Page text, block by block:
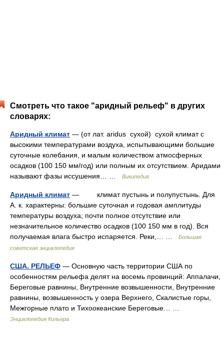
Смотреть что такое "аридный рельеф" в других
словарях:
Аридный климат — (от лат. aridus сухой) сухой климат с
высокими температурами воздуха, испытывающими большие
суточные колебания, и малым количеством атмосферных
осадков (100 150 мм/год) или полным их отсутствием. Аридами
называют фазы иссушения… …
Википедия
Аридный климат — климат пустынь и полупустынь. Для
А. к. характерны: большие суточная и годовая амплитуды
температуры воздуха; почти полное отсутствие или
незначительное количество осадков (100 150 мм в год). Вся
получаемая влага быстро испаряется. Реки,… …
Большая
советская энциклопедия
США. РЕЛЬЕФ — Основную часть территории США по
особенностям рельефа делят на восемь провинций: Аппалачи,
Береговые равнины, Внутренние возвышенности, Внутренние
равнины, возвышенность у озера Верхнего, Скалистые горы,
Межгорные плато и Тихоокеанские Береговые… …
Энциклопедия Кольера